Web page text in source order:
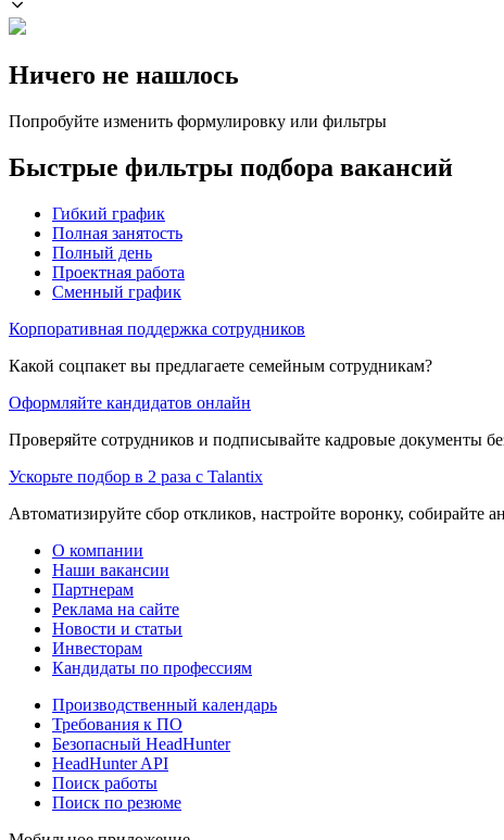
Ничего не нашлось
Попробуйте изменить формулировку или фильтры
Быстрые фильтры подбора вакансий
Гибкий график
Полная занятость
Полный день
Проектная работа
Сменный график
Корпоративная поддержка сотрудников
Какой соцпакет вы предлагаете семейным сотрудникам?
Оформляйте кандидатов онлайн
Проверяйте сотрудников и подписывайте кадровые документы
Ускорьте подбор в 2 раза с Talantix
Автоматизируйте сбор откликов, настройте воронку, собирайте
О компании
Наши вакансии
Партнерам
Реклама на сайте
Новости и статьи
Инвесторам
Кандидаты по профессиям
Производственный календарь
Требования к ПО
Безопасный HeadHunter
HeadHunter API
Поиск работы
Поиск по резюме